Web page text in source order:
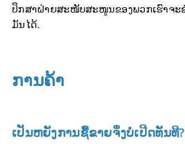
ປຶກສາຝ່າຍສະໜັບສະໜູນຂອງພວກເຮົາຈະ
ມັນໄດ້.
ການຄ້າ
ເປັນຫຍັງການຊື້ຂາຍຈຶ່ງບໍ່ເປີດທັນທີ?